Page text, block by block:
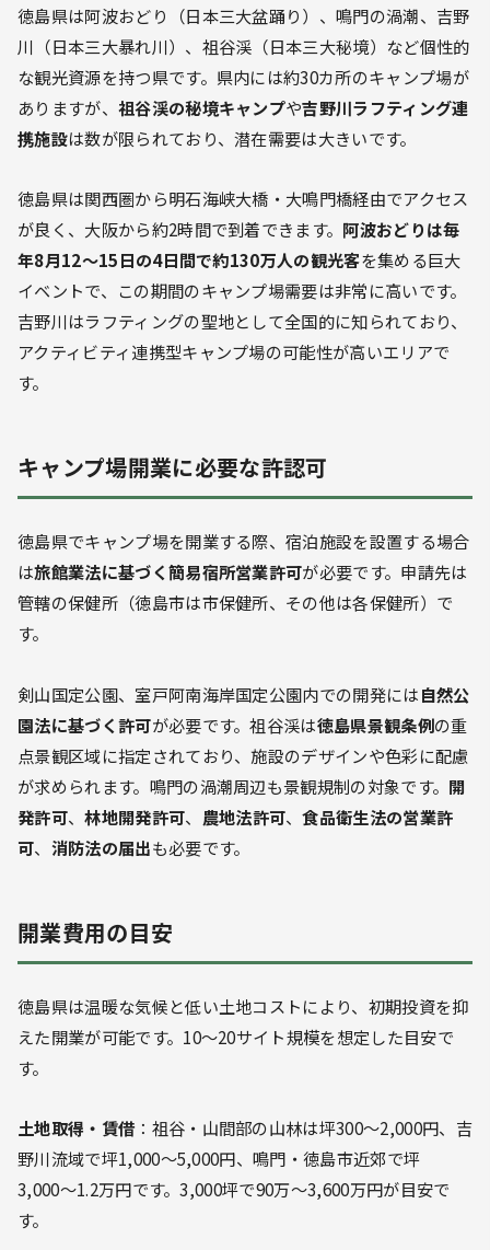
徳島県は阿波おどり（日本三大盆踊り）、鳴門の渦潮、吉野
川（日本三大暴れ川）、祖谷渓（日本三大秘境）など個性的
な観光資源を持つ県です。県内には約30カ所のキャンプ場が
ありますが、 祖谷渓の秘境キャンプや吉野川ラフティング連
携施設は数が限られており、潜在需要は大きいです。
徳島県は関西圏から明石海峡大橋・大鳴門橋経由でアクセス
が良く、大阪から約2時間で到着できます。 阿波おどりは毎
年8月12〜15日の4日間で約130万人の観光客を集める巨大
イベントで、この期間のキャンプ場需要は非常に高いです。
吉野川はラフティングの聖地として全国的に知られており、
アクティビティ連携型キャンプ場の可能性が高いエリアで
す。
キャンプ場開業に必要な許認可
徳島県でキャンプ場を開業する際、宿泊施設を設置する場合
は旅館業法に基づく簡易宿所営業許可が必要です。申請先は
管轄の保健所（徳島市は市保健所、その他は各保健所）で
す。
剣山国定公園、室戸阿南海岸国定公園内での開発には自然公
園法に基づく許可が必要です。祖谷渓は徳島県景観条例の重
点景観区域に指定されており、施設のデザインや色彩に配慮
が求められます。鳴門の渦潮周辺も景観規制の対象です。 開
発許可、林地開発許可、 農地法許可、食品衛生法の営業許
可、 消防法の届出も必要です。
開業費用の目安
徳島県は温暖な気候と低い土地コストにより、初期投資を抑
えた開業が可能です。10〜20サイト規模を想定した目安で
す。
土地取得・賃借：祖谷・山間部の山林は坪300〜2,000円、吉
野川流域で坪1,000〜5,000円、鳴門・徳島市近郊で坪
3,000〜1.2万円です。3,000坪で90万〜3,600万円が目安で
す。